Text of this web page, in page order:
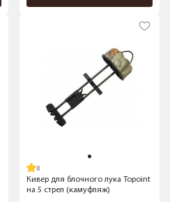
Кивер для блочного лука Topoint
на 5 стрел (камуфляж)